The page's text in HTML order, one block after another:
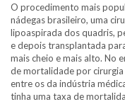
O procedimento mais
nádegas brasileiro, uma
lipoaspirada dos quadris,
e depois transplantada
mais cheio e mais alto. No
de mortalidade por
entre os da indústria
tinha uma taxa de